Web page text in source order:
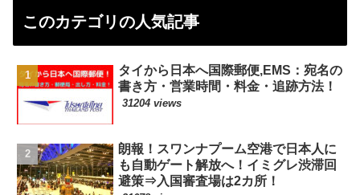
このカテゴリの人気記事
タイから日本へ国際郵便,EMS：宛名の
書き方・営業時間・料金・追跡方法！
31204 views
朗報！スワンナプーム空港で日本人に
も自動ゲート解放へ！イミグレ渋滞回
避策⇒入国審査場は2カ所！